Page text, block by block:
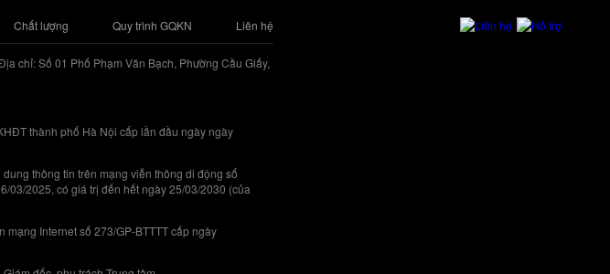
Chất lượng Quy trình GQKN Liên hệ
chỉ: Số 01 Phố Phạm Văn Bạch, Phường Cầu Giấy,
thành phố Hà Nội cấp lần đầu ngày ngày
thông tin trên mạng viễn thông di động số
03/2025, có giá trị đến hết ngày 25/03/2030 (của
Internet số 273/GP-BTTTT cấp ngày